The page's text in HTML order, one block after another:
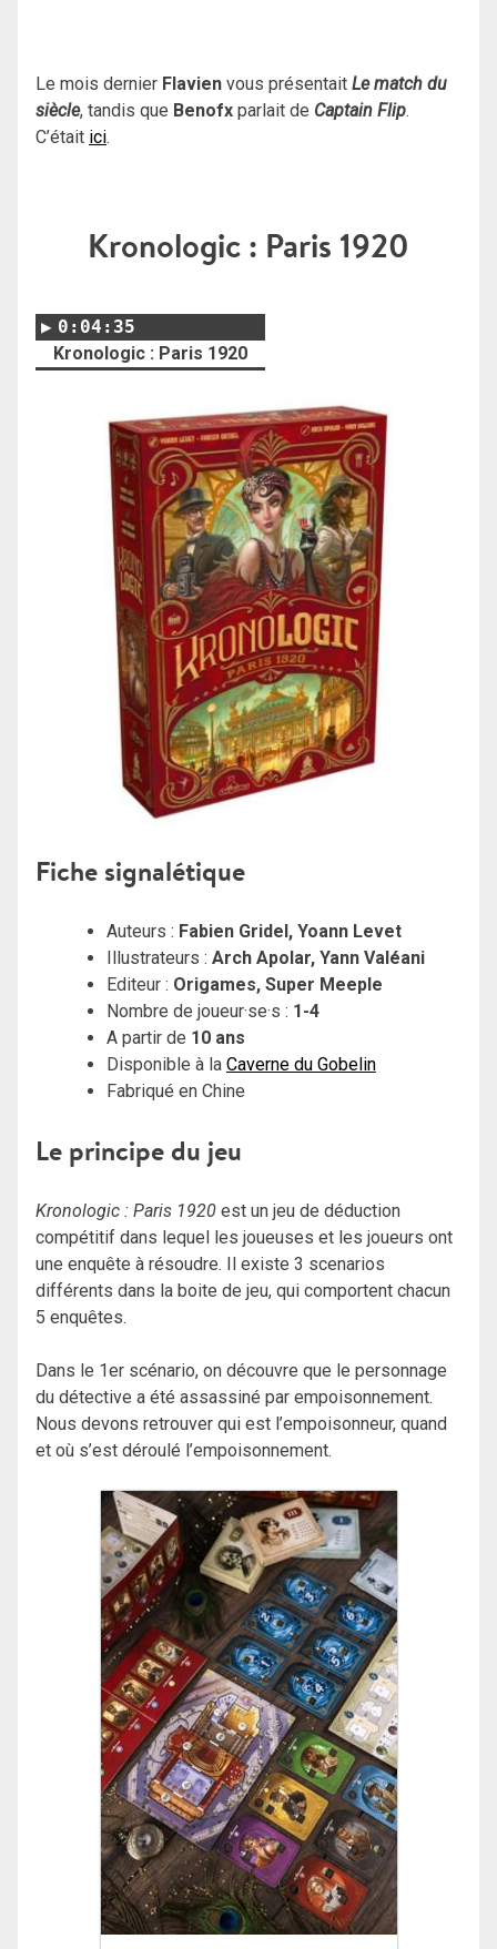
Le mois dernier Flavien vous présentait Le match du
siècle, tandis que Benofx parlait de Captain Flip.
C’était ici.
Kronologic : Paris 1920
0:04:35
Kronologic : Paris 1920
Fiche signalétique
Auteurs : Fabien Gridel, Yoann Levet
Illustrateurs : Arch Apolar, Yann Valéani
Editeur : Origames, Super Meeple
Nombre de joueur·se·s : 1-4
A partir de 10 ans
Disponible à la Caverne du Gobelin
Fabriqué en Chine
Le principe du jeu
Kronologic : Paris 1920 est un jeu de déduction
compétitif dans lequel les joueuses et les joueurs ont
une enquête à résoudre. Il existe 3 scenarios
différents dans la boite de jeu, qui comportent chacun
5 enquêtes.
Dans le 1er scénario, on découvre que le personnage
du détective a été assassiné par empoisonnement.
Nous devons retrouver qui est l’empoisonneur, quand
et où s’est déroulé l’empoisonnement.